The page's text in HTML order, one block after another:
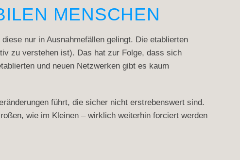
MENSCHEN
nur in Ausnahmefällen gelingt. Die etablierten
zu verstehen ist). Das hat zur Folge, dass sich
und neuen Netzwerken gibt es kaum
führt, die sicher nicht erstrebenswert sind.
wie im Kleinen – wirklich weiterhin forciert werden